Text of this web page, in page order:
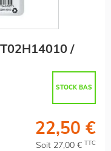
/
STOCK BAS
22,50 €
Soit 27,00 € TTC